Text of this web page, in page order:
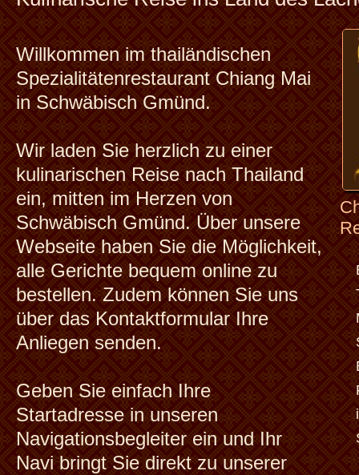
Infos
Speisen
Getränkekarte
Reservierung
Gutscheine
Jobs
Feste - Feiern
Silvester Party
Gerichten anzeigen
(0Portion,0,00EUR)
zum Mitnehmen abschicken
Mein Konto
Willkommen im thailändischen
Spezialitätenrestaurant Chiang Mai
in Schwäbisch Gmünd.
Wir laden Sie herzlich zu einer
kulinarischen Reise nach Thailand
ein, mitten im Herzen von
Schwäbisch Gmünd. Über unsere
Webseite haben Sie die Möglichkeit,
alle Gerichte bequem online zu
bestellen. Zudem können Sie uns
über das Kontaktformular Ihre
Anliegen senden.
Geben Sie einfach Ihre
Startadresse in unseren
Navigationsbegleiter ein und Ihr
Navi bringt Sie direkt zu unserer